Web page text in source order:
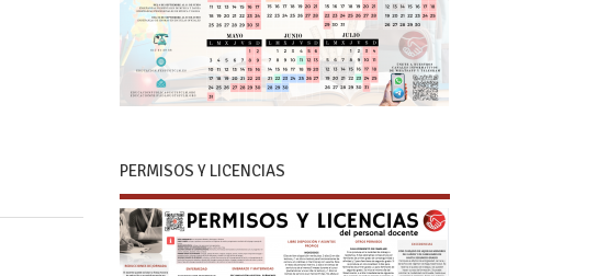
PERMISOS Y LICENCIAS